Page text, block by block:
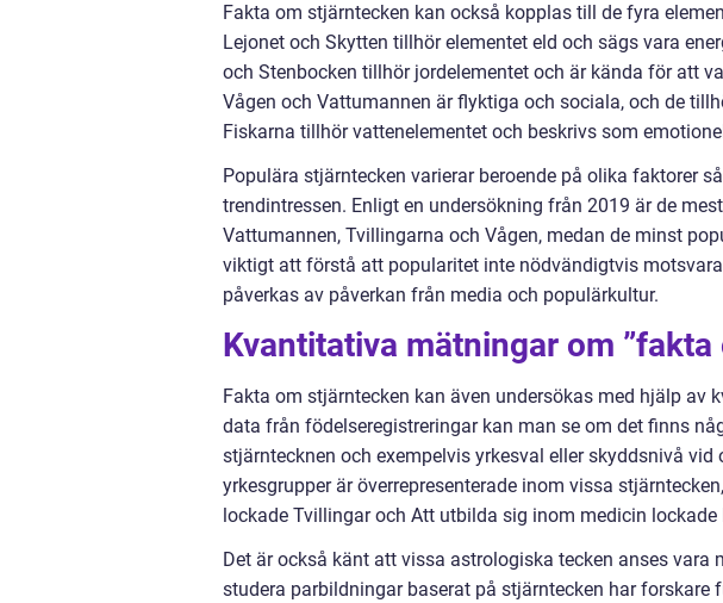
Fakta om stjärntecken kan också kopplas till de fyra
Lejonet och Skytten tillhör elementet eld och sägs vara
och Stenbocken tillhör jordelementet och är kända för att
Vågen och Vattumannen är flyktiga och sociala, och de
Fiskarna tillhör vattenelementet och beskrivs som
Populära stjärntecken varierar beroende på olika faktorer
trendintressen. Enligt en undersökning från 2019 är de
Vattumannen, Tvillingarna och Vågen, medan de minst
viktigt att förstå att popularitet inte nödvändigtvis
påverkas av påverkan från media och populärkultur.
Kvantitativa mätningar om
Fakta om stjärntecken kan även undersökas med hjälp av
data från födelseregistreringar kan man se om det finns
stjärntecknen och exempelvis yrkesval eller skyddsnivå
yrkesgrupper är överrepresenterade inom vissa
lockade Tvillingar och Att utbilda sig inom medicin lockade
Det är också känt att vissa astrologiska tecken anses vara
studera parbildningar baserat på stjärntecken har forskare